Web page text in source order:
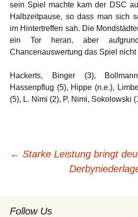
sein Spiel machte kam der DSC
Halbzeitpause, so dass man sich
im Hintertreffen sah. Die
ein Tor heran, aber
Chancenauswertung das Spiel nicht
Hackerts, Binger (3),
Hassenpflug (5), Hippe (n.e.),
(5), L. Nimi (2), P. Nimi, Sokolowski
Beitragsnavigation
← Starke Leistung bringt
Follow Us